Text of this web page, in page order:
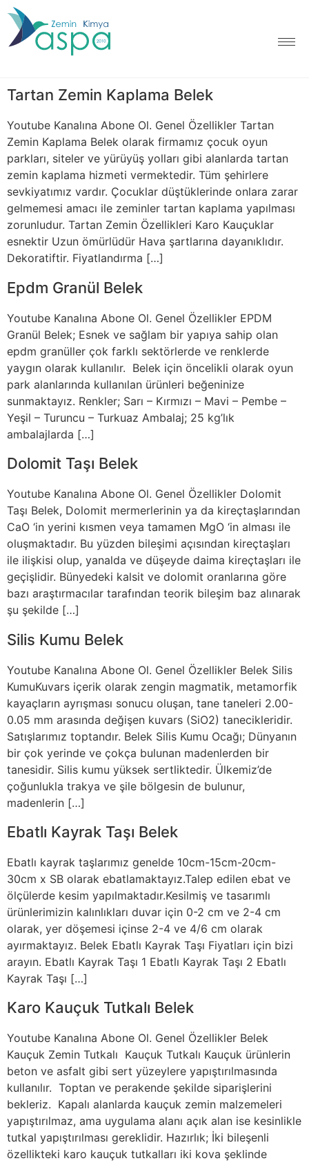
Tartan Zemin Kaplama Belek
Youtube Kanalına Abone Ol. Genel Özellikler Tartan
Zemin Kaplama Belek olarak firmamız çocuk oyun
parkları, siteler ve yürüyüş yolları gibi alanlarda tartan
zemin kaplama hizmeti vermektedir. Tüm şehirlere
sevkiyatımız vardır. Çocuklar düştüklerinde onlara zarar
gelmemesi amacı ile zeminler tartan kaplama yapılması
zorunludur. Tartan Zemin Özellikleri Karo Kauçuklar
esnektir Uzun ömürlüdür Hava şartlarına dayanıklıdır.
Dekoratiftir. Fiyatlandırma […]
Epdm Granül Belek
Youtube Kanalına Abone Ol. Genel Özellikler EPDM
Granül Belek; Esnek ve sağlam bir yapıya sahip olan
epdm granüller çok farklı sektörlerde ve renklerde
yaygın olarak kullanılır. Belek için öncelikli olarak oyun
park alanlarında kullanılan ürünleri beğeninize
sunmaktayız. Renkler; Sarı – Kırmızı – Mavi – Pembe –
Yeşil – Turuncu – Turkuaz Ambalaj; 25 kg’lık
ambalajlarda […]
Dolomit Taşı Belek
Youtube Kanalına Abone Ol. Genel Özellikler Dolomit
Taşı Belek, Dolomit mermerlerinin ya da kireçtaşlarından
CaO ‘in yerini kısmen veya tamamen MgO ‘in alması ile
oluşmaktadır. Bu yüzden bileşimi açısından kireçtaşları
ile ilişkisi olup, yanalda ve düşeyde daima kireçtaşları ile
geçişlidir. Bünyedeki kalsit ve dolomit oranlarına göre
bazı araştırmacılar tarafından teorik bileşim baz alınarak
şu şekilde […]
Silis Kumu Belek
Youtube Kanalına Abone Ol. Genel Özellikler Belek Silis
KumuKuvars içerik olarak zengin magmatik, metamorfik
kayaçların ayrışması sonucu oluşan, tane taneleri 2.00-
0.05 mm arasında değişen kuvars (SiO2) tanecikleridir.
Satışlarımız toptandır. Belek Silis Kumu Ocağı; Dünyanın
bir çok yerinde ve çokça bulunan madenlerden bir
tanesidir. Silis kumu yüksek sertliktedir. Ülkemiz’de
çoğunlukla trakya ve şile bölgesin de bulunur,
madenlerin […]
Ebatlı Kayrak Taşı Belek
Ebatlı kayrak taşlarımız genelde 10cm-15cm-20cm-
30cm x SB olarak ebatlamaktayız.Talep edilen ebat ve
ölçülerde kesim yapılmaktadır.Kesilmiş ve tasarımlı
ürünlerimizin kalınlıkları duvar için 0-2 cm ve 2-4 cm
olarak, yer döşemesi içinse 2-4 ve 4/6 cm olarak
ayırmaktayız. Belek Ebatlı Kayrak Taşı Fiyatları için bizi
arayın. Ebatlı Kayrak Taşı 1 Ebatlı Kayrak Taşı 2 Ebatlı
Kayrak Taşı […]
Karo Kauçuk Tutkalı Belek
Youtube Kanalına Abone Ol. Genel Özellikler Belek
Kauçuk Zemin Tutkalı Kauçuk Tutkalı Kauçuk ürünlerin
beton ve asfalt gibi sert yüzeylere yapıştırılmasında
kullanılır. Toptan ve perakende şekilde siparişlerini
bekleriz. Kapalı alanlarda kauçuk zemin malzemeleri
yapıştırılmaz, ama uygulama alanı açık alan ise kesinlikle
tutkal yapıştırılması gereklidir. Hazırlık; İki bileşenli
özellikteki karo kauçuk tutkalları iki kova şeklinde